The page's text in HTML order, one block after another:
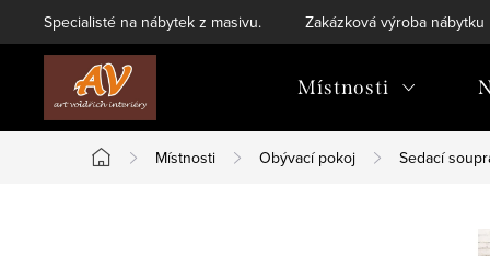
na
Specialisté na nábytek z masivu. Zakázková výroba nábytku
Místnosti
Domů
Místnosti Obývací pokoj Sedací